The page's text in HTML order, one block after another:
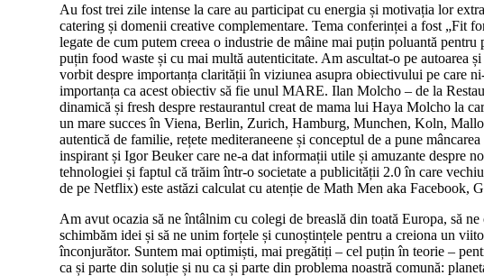
Au fost trei zile intense la care au participat cu energia și motivația lor
catering și domenii creative complementare. Tema conferinței a fost „Fit
legate de cum putem creea o industrie de mâine mai puțin poluantă
puțin food waste și cu mai multă autenticitate. Am ascultat-o pe autoarea
vorbit despre importanța clarității în viziunea asupra obiectivului pe care
importanța ca acest obiectiv să fie unul MARE. Ilan Molcho – de la
dinamică și fresh despre restaurantul creat de mama lui Haya Molcho la
un mare succes în Viena, Berlin, Zurich, Hamburg, Munchen, Koln,
autentică de familie, rețete mediteraneene și conceptul de a pune
inspirant și Igor Beuker care ne-a dat informații utile și amuzante despre
tehnologiei și faptul că trăim într-o societate a publicității 2.0 în care
de pe Netflix) este astăzi calculat cu atenție de Math Men aka Facebook,
Am avut ocazia să ne întâlnim cu colegi de breaslă din toată Europa, să
schimbăm idei și să ne unim forțele și cunoștințele pentru a creiona un
înconjurător. Suntem mai optimiști, mai pregătiți – cel puțin în teorie –
ca și parte din soluție și nu ca și parte din problema noastră comună: